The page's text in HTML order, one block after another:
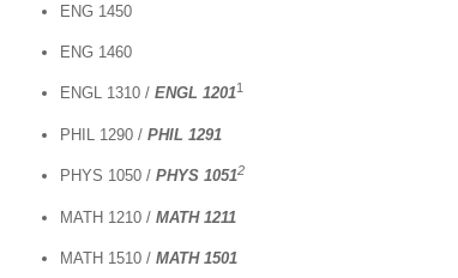
ENG 1450
ENG 1460
ENGL 1310 / ENGL 12011
PHIL 1290 / PHIL 1291
PHYS 1050 / PHYS 10512
MATH 1210 / MATH 1211
MATH 1510 / MATH 1501